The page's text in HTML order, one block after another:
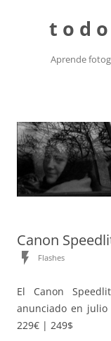
t o d
Aprende
Canon
flash_on Flashes
El Canon
anunciado en julio
229€ | 249$